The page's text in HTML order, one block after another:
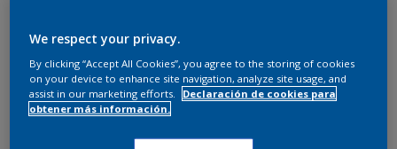
Tamaño
We respect your privacy.
By clicking “Accept All Cookies”, you agree to the storing of cookies
on your device to enhance site navigation, analyze site usage, and
assist in our marketing efforts.
Declaración de cookies para
obtener más información.